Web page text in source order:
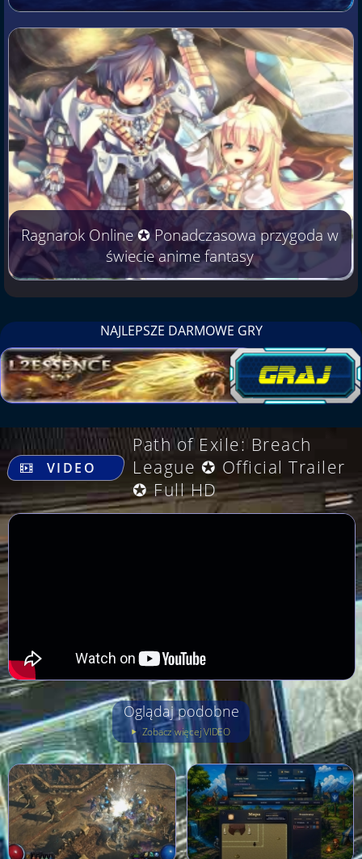
Ragnarok Online ✪ Ponadczasowa przygoda w
świecie anime fantasy
NAJLEPSZE DARMOWE GRY
.
VIDEO
Path of Exile: Breach
League ✪ Official Trailer
✪ Full HD
Oglądaj podobne
Zobacz więcej VIDEO